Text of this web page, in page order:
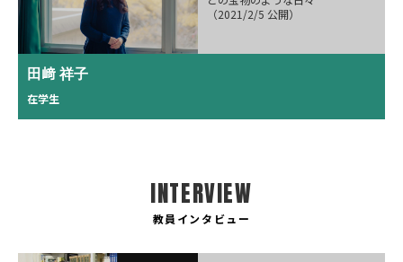
（2021/2/5 公開）
田﨑 祥子
在学生
INTERVIEW
教員インタビュー